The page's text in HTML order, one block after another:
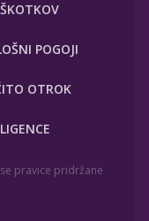
POGOJI
OTROK
pravice pridržane